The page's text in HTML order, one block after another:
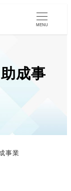
MENU
成事
事業